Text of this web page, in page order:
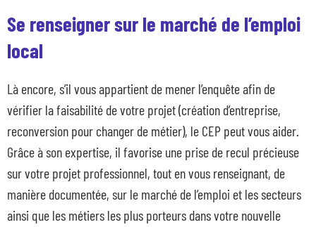
Se renseigner sur le marché de l’emploi
local
Là encore, s’il vous appartient de mener l’enquête afin de
vérifier la faisabilité de votre projet (création d’entreprise,
reconversion pour changer de métier), le CEP peut vous aider.
Grâce à son expertise, il favorise une prise de recul précieuse
sur votre projet professionnel, tout en vous renseignant, de
manière documentée, sur le marché de l’emploi et les secteurs
ainsi que les métiers les plus porteurs dans votre nouvelle